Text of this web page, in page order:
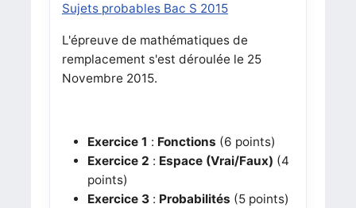
Sujets probables Bac S 2015
L'épreuve de mathématiques de
remplacement s'est déroulée le 25
Novembre 2015.
Exercice 1 : Fonctions (6 points)
Exercice 2 : Espace (Vrai/Faux) (4
points)
Exercice 3: Probabilités (5 points)